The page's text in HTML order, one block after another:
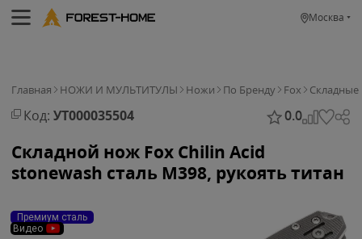
Москва
Главная НОЖИ И МУЛЬТИТУЛЫ Ножи По Бренду Fox
Код: УТ000035504 0.0
Складной нож Fox Chilin Acid
stonewash сталь M398, рукоять титан
Премиум сталь
Видео